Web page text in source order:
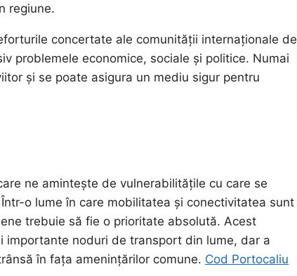
regiune.
concertate ale comunității internaționale de
problemele economice, sociale și politice. Numai
și se poate asigura un mediu sigur pentru
ne amintește de vulnerabilitățile cu care se
o lume în care mobilitatea și conectivitatea sunt
trebuie să fie o prioritate absolută. Acest
noduri de transport din lume, dar a
în fața amenințărilor comune. Cod Portocaliu